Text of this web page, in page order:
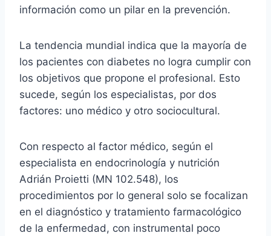
información como un pilar en la prevención.
La tendencia mundial indica que la mayoría de
los pacientes con diabetes no logra cumplir con
los objetivos que propone el profesional. Esto
sucede, según los especialistas, por dos
factores: uno médico y otro sociocultural.
Con respecto al factor médico, según el
especialista en endocrinología y nutrición
Adrián Proietti (MN 102.548), los
procedimientos por lo general solo se focalizan
en el diagnóstico y tratamiento farmacológico
de la enfermedad, con instrumental poco